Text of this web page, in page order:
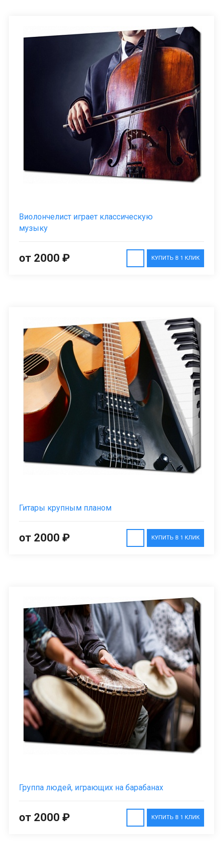
Виолончелист играет классическую
музыку
КУПИТЬ В 1 КЛИК
от 2000 ₽
Гитары крупным планом
КУПИТЬ В 1 КЛИК
от 2000 ₽
Группа людей, играющих на барабанах
КУПИТЬ В 1 КЛИК
от 2000 ₽